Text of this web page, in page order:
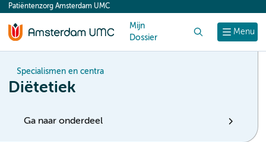
content
Menu
Patiëntenzorg Amsterdam UMC
Mijn
Dossier
Specialismen en centra
Diëtetiek
Ga naar onderdeel